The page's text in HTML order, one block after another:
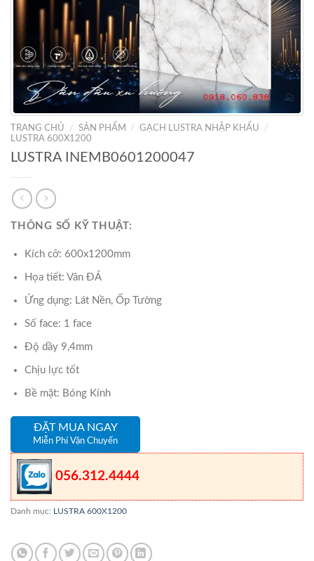
TRANG CHỦ / SẢN PHẨM / GẠCH LUSTRA NHẬP KHẨU
/
LUSTRA 600X1200
LUSTRA INEMB0601200047
THÔNG SỐ KỸ THUẬT:
Kích cỡ: 600x1200mm
Họa tiết: Vân ĐÁ
Ứng dụng: Lát Nền, Ốp Tường
Số face: 1 face
Độ dầy 9,4mm
Chịu lực tốt
Bề mặt: Bóng Kính
ĐẶT MUA NGAY
Miễn Phí Vận Chuyển
056.312.4444
Danh mục: LUSTRA 600X1200